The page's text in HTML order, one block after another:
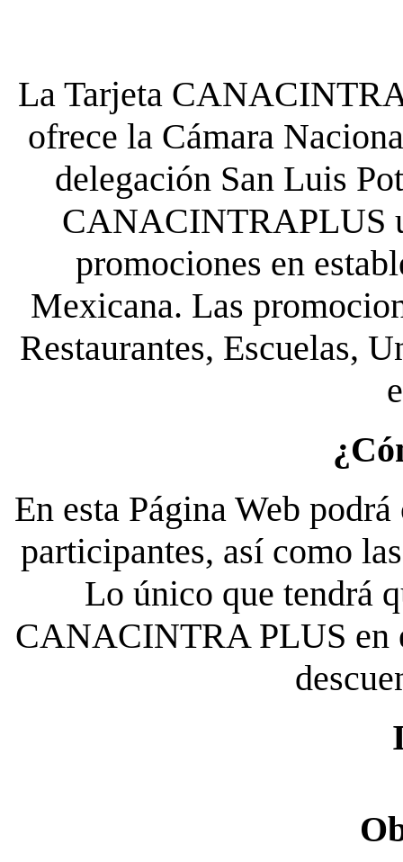
La Tarjeta
ofrece la Cámara
delegación San Luis
CANACINTRAPLUS
promociones en
Mexicana. Las
Restaurantes, Escuelas,
En esta Página Web
participantes, así como
Lo único que tendrá
CANACINTRA PLUS en